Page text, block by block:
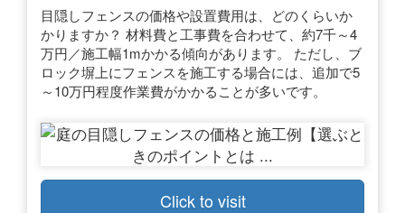
目隠しフェンスの価格や設置費用は、どのくらいか
かりますか？ 材料費と工事費を合わせて、約7千～4
万円／施工幅1mかかる傾向があります。 ただし、ブ
ロック塀上にフェンスを施工する場合には、追加で5
～10万円程度作業費がかかることが多いです。
Click to visit